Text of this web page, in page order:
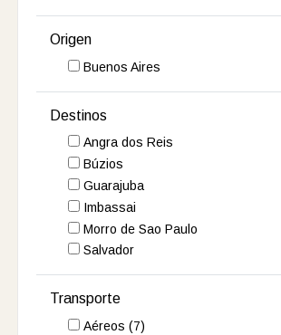
Origen
Buenos Aires
Destinos
Angra dos Reis
Búzios
Guarajuba
Imbassai
Morro de Sao Paulo
Salvador
Transporte
Aéreos(7)